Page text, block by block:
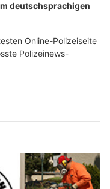
deutschsprachigen
Online-Polizeiseite
Polizeinews-